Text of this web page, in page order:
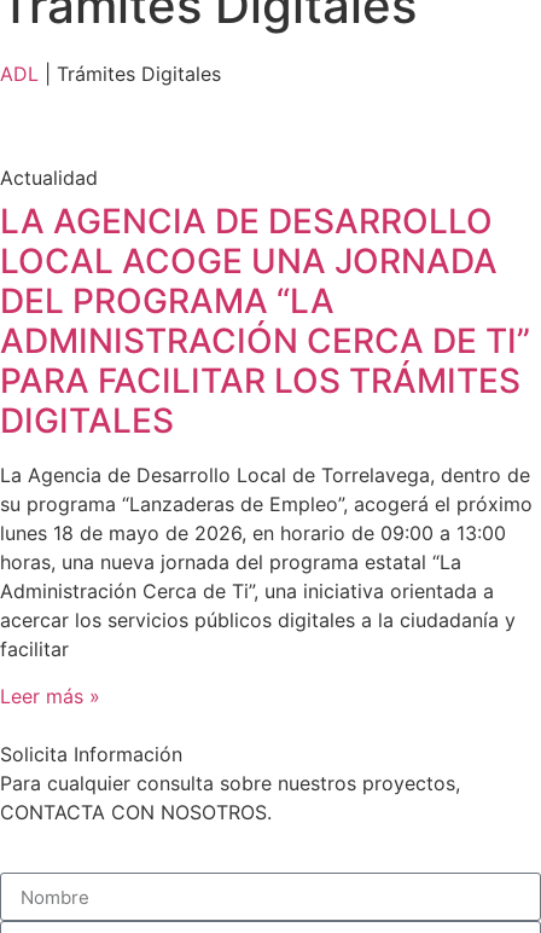
ADL Trámites Digitales
Actualidad
LA AGENCIA DE DESARROLLO
LOCAL ACOGE UNA JORNADA
DEL PROGRAMA “LA
ADMINISTRACIÓN CERCA DE TI”
PARA FACILITAR LOS TRÁMITES
DIGITALES
La Agencia de Desarrollo Local de Torrelavega, dentro de
su programa “Lanzaderas de Empleo”, acogerá el próximo
lunes 18 de mayo de 2026, en horario de 09:00 a 13:00
horas, una nueva jornada del programa estatal “La
Administración Cerca de Ti”, una iniciativa orientada a
acercar los servicios públicos digitales a la ciudadanía y
facilitar
Leer más »
Solicita Información
Para cualquier consulta sobre nuestros proyectos,
CONTACTA CON NOSOTROS.